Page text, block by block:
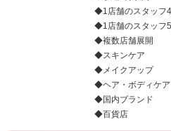
◆1店舗のスタッフ
◆1店舗のスタッフ
◆複数店舗展開
◆スキンケア
◆メイクアップ
◆ヘア・ボディケア
◆国内ブランド
◆百貨店